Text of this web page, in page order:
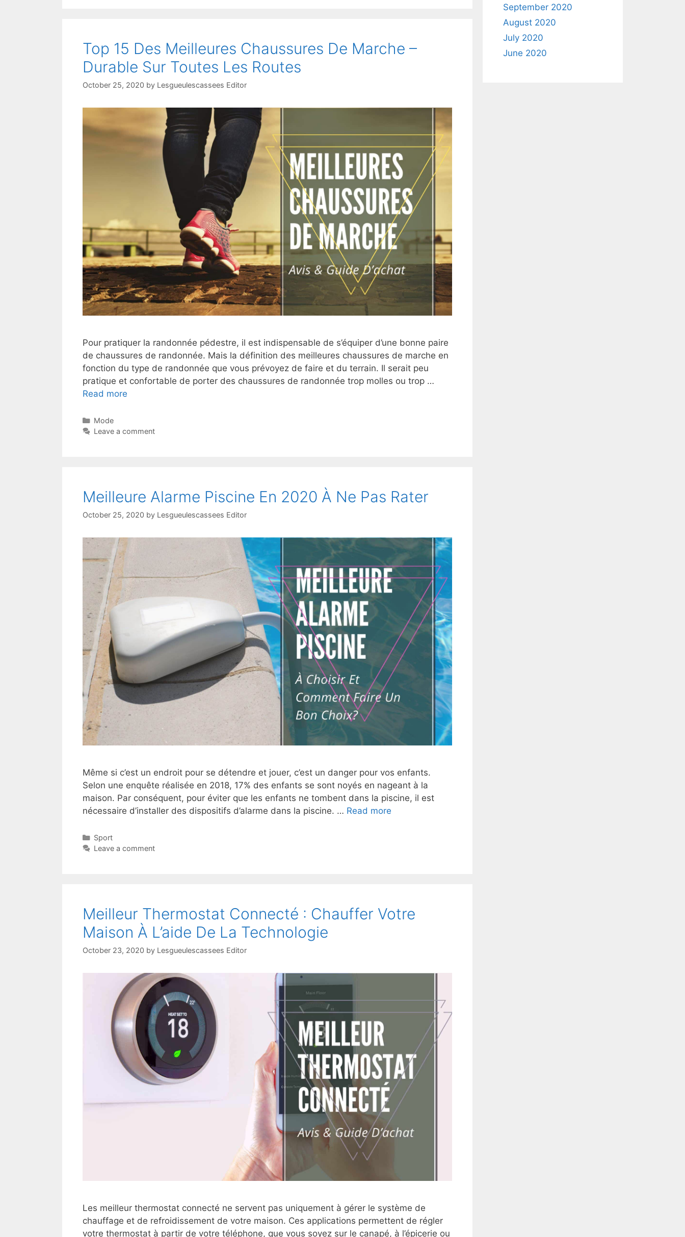
Top 15 Des Meilleures Chaussures De Marche –
Durable Sur Toutes Les Routes
October 25, 2020 by Lesgueulescassees Editor
Pour pratiquer la randonnée pédestre, il est indispensable de s’équiper d’une bonne paire
de chaussures de randonnée. Mais la définition des meilleures chaussures de marche en
fonction du type de randonnée que vous prévoyez de faire et du terrain. Il serait peu
pratique et confortable de porter des chaussures de randonnée trop molles ou trop …
Read more
Mode
Leave a comment
Meilleure Alarme Piscine En 2020 À Ne Pas Rater
October 25, 2020 by Lesgueulescassees Editor
Même si c’est un endroit pour se détendre et jouer, c’est un danger pour vos enfants.
Selon une enquête réalisée en 2018, 17% des enfants se sont noyés en nageant à la
maison. Par conséquent, pour éviter que les enfants ne tombent dans la piscine, il est
nécessaire d’installer des dispositifs d’alarme dans la piscine. … Read more
Sport
Leave a comment
Meilleur Thermostat Connecté : Chauffer Votre
Maison À L’aide De La Technologie
October 23, 2020 by Lesgueulescassees Editor
Les meilleur thermostat connecté ne servent pas uniquement à gérer le système de
chauffage et de refroidissement de votre maison. Ces applications permettent de régler
votre thermostat à partir de votre téléphone, que vous soyez sur le canapé, à l’épicerie ou
September 2020
August 2020
July 2020
June 2020